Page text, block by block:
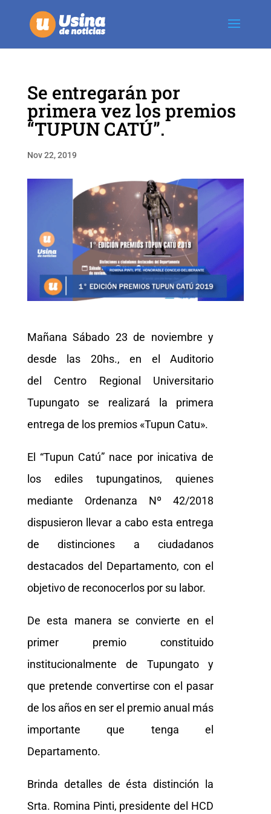
Se entregarán por
primera vez los premios
“TUPUN CATÚ”.
Nov 22, 2019
Mañana Sábado 23 de noviembre y
desde las 20hs., en el Auditorio
del Centro Regional Universitario
Tupungato se realizará la primera
entrega de los premios «Tupun Catu».
El “Tupun Catú” nace por inicativa de
los ediles tupungatinos, quienes
mediante Ordenanza Nº 42/2018
dispusieron llevar a cabo esta entrega
de distinciones a ciudadanos
destacados del Departamento, con el
objetivo de reconocerlos por su labor.
De esta manera se convierte en el
primer premio constituido
institucionalmente de Tupungato y
que pretende convertirse con el pasar
de los años en ser el premio anual más
importante que tenga el
Departamento.
Brinda detalles de ésta distinción la
Srta. Romina Pinti, presidente del HCD